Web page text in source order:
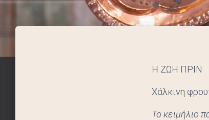
Η ΖΩΗ ΠΡΙΝ
Χάλκινη
Το κειμήλιο